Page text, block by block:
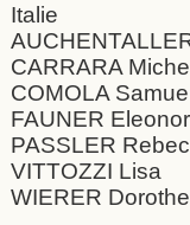
Italie
CARRARA
COMOLA
FAUNER
PASSLER
VITTOZZI Lisa
WIERER